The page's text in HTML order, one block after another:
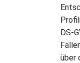
DS-
über